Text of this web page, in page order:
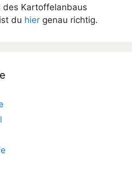
des Kartoffelanbaus
du hier genau richtig.